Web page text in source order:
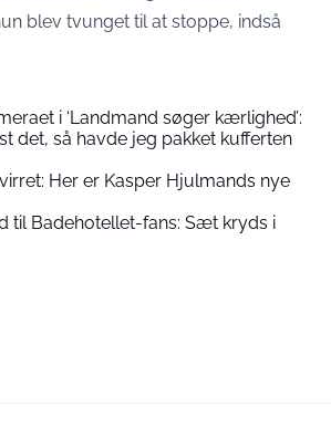
blev tvunget til at stoppe, indså
i ‘Landmand søger kærlighed’:
det, så havde jeg pakket kufferten
Her er Kasper Hjulmands nye
til Badehotellet-fans: Sæt kryds i